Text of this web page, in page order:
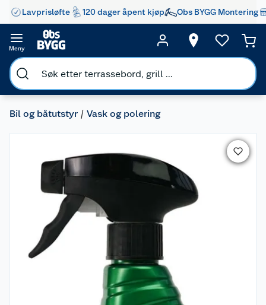
Lavprisløfte 120 dager åpent kjøp Obs BYGG Montering
Meny
Bil og båtutstyr Vask og polering